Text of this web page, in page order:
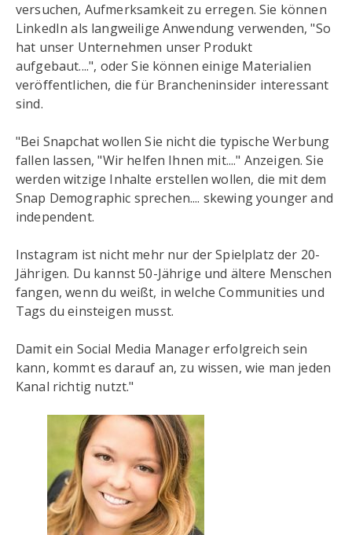
versuchen, Aufmerksamkeit zu erregen. Sie können
LinkedIn als langweilige Anwendung verwenden, "So
hat unser Unternehmen unser Produkt
aufgebaut....", oder Sie können einige Materialien
veröffentlichen, die für Brancheninsider interessant
sind.
"Bei Snapchat wollen Sie nicht die typische Werbung
fallen lassen, "Wir helfen Ihnen mit...." Anzeigen. Sie
werden witzige Inhalte erstellen wollen, die mit dem
Snap Demographic sprechen.... skewing younger and
independent.
Instagram ist nicht mehr nur der Spielplatz der 20-
Jährigen. Du kannst 50-Jährige und ältere Menschen
fangen, wenn du weißt, in welche Communities und
Tags du einsteigen musst.
Damit ein Social Media Manager erfolgreich sein
kann, kommt es darauf an, zu wissen, wie man jeden
Kanal richtig nutzt."